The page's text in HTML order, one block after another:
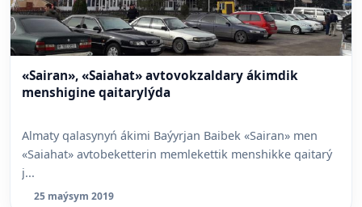
«Sairan», «Saiahat» avtovokzaldary ákimdik
menshigine qaitarylýda
Almaty qalasynyń ákimi Baýyrjan Baibek «Sairan» men
«Saiahat» avtobeketterin memlekettik menshikke qaitarý
j...
25 maýsym 2019